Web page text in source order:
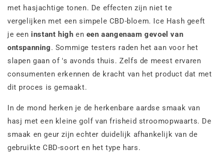
met hasjachtige tonen. De effecten zijn niet te
vergelijken met een simpele CBD-bloem. Ice Hash geeft
je een instant high en een aangenaam gevoel van
ontspanning. Sommige testers raden het aan voor het
slapen gaan of 's avonds thuis. Zelfs de meest ervaren
consumenten erkennen de kracht van het product dat met
dit proces is gemaakt.
In de mond herken je de herkenbare aardse smaak van
hasj met een kleine golf van frisheid stroomopwaarts. De
smaak en geur zijn echter duidelijk afhankelijk van de
gebruikte CBD-soort en het type hars.